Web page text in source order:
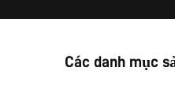
Các danh mục